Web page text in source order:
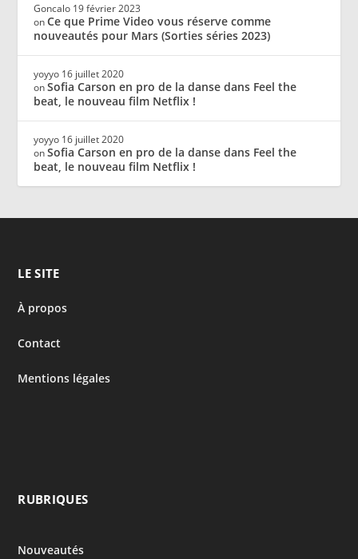
Goncalo 19 février 2023
onCe que Prime Video vous réserve comme
nouveautés pour Mars (Sorties séries 2023)
yoyyo 16 juillet 2020
onSofia Carson en pro de la danse dans Feel the
beat, le nouveau film Netflix !
yoyyo 16 juillet 2020
onSofia Carson en pro de la danse dans Feel the
beat, le nouveau film Netflix !
LE SITE
À propos
Contact
Mentions légales
RUBRIQUES
Nouveautés